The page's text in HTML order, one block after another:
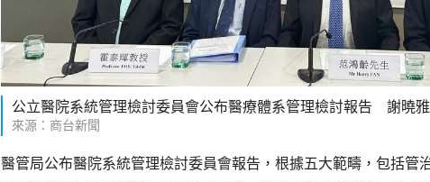
公立醫院系統管理檢討委員會公布醫療體系管理檢討報告 謝曉
來源：商台新聞
醫管局公布醫院系統管理檢討委員會報告，根據五大範疇，包括管